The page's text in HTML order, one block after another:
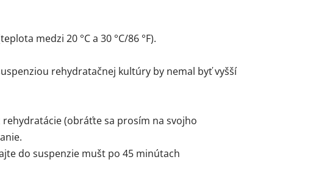
medzi 20 °C a 30 °C/86 °F).
rehydratačnej kultúry by nemal byť vyšší
(obráťte sa prosím na svojho
do suspenzie mušt po 45 minútach